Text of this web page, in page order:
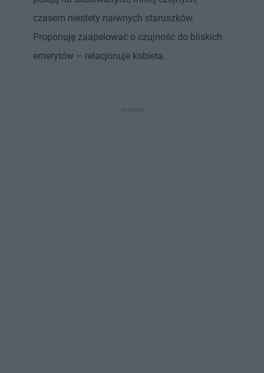
czasem niestety naiwnych staruszków.
Proponuję zaapelować o czujność do bliskich
emerytów – relacjonuje kobieta.